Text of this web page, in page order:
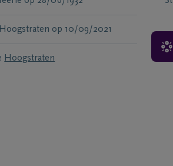
Hoogstraten op 10/09/2021
Hoogstraten